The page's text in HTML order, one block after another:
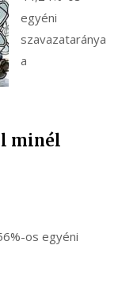
minél
egyéni
szavazataránya
a
os egyéni